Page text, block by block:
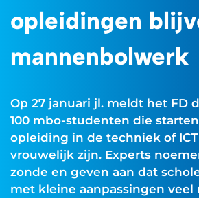
opleidingen
mannenbolwerk
Op 27 januari jl. meldt het FD
100 mbo-studenten die
opleiding in de techniek of
vrouwelijk zijn. Experts
zonde en geven aan dat
met kleine aanpassingen veel